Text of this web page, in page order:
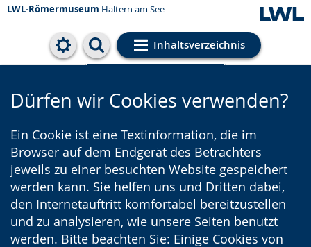
LWL-Römermuseum Haltern am See
Inhaltsverzeichnis
Cookie-Einstellungen
Dürfen wir Cookies verwenden?
Ein Cookie ist eine Textinformation, die im
Browser auf dem Endgerät des Betrachters
jeweils zu einer besuchten Website gespeichert
werden kann. Sie helfen uns und Dritten dabei,
den Internetauftritt komfortabel bereitzustellen
und zu analysieren, wie unsere Seiten benutzt
werden. Bitte beachten Sie: Einige Cookies von